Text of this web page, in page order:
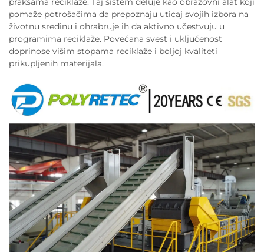
pomaže potrošačima da prepoznaju uticaj svojih izbora na
životnu sredinu i ohrabruje ih da aktivno učestvuju u
programima reciklaže. Povećana svest i uključenost
doprinose višim stopama reciklaže i boljoj kvaliteti
prikupljenih materijala.